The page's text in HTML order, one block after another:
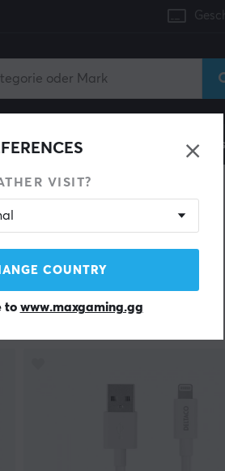
Stühle Handyzubehör
VISIT?
COUNTRY
to www.maxgaming.gg